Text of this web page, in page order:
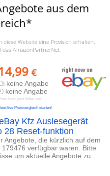
aus dem
Website eine Provision erhalten,
AmazonPartnerNet
€
keine Angabe
keine Angabe
Preis kann jetzt höher sein
live Preisvergleich starten!
Kfz Auslesegerät
28 Reset-funktion
Angebote, die kürzlich auf dem
verfügbar waren. Bitte
um aktuelle Angebote zu